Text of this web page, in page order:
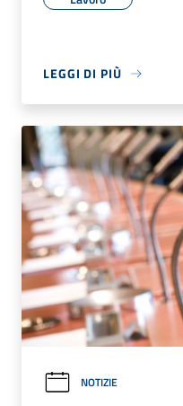
LEGGI DI PIÙ
NOTIZIE